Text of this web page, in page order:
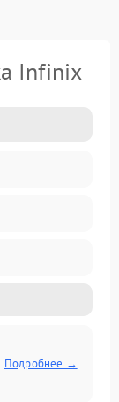
Infinix
Подробнее →